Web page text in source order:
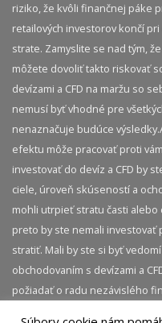
riziko, že kvôli finančnej páke
retailových investorov končí
strate. Zamyslite se nad tým,
môžete dovoliť takto riskovať
devízami a CFD na maržu so
nemusí byť vhodné pre
nenaznačuje budúce
efektu môže pracovať proti
investovať do devíz a CFD by
ciele, úroveň skúseností a
mohli utrpieť stratu časti alebo
preto by ste nemali
stratiť. Mali by ste si byť
obchodovaním s devízami a
požiadať o radu nezávislého